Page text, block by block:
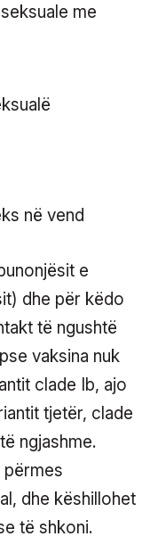
me
në vend
e
dhe për këdo
të ngushtë
vaksina nuk
clade Ib, ajo
tjetër, clade
ngjashme.
përmes
dhe këshillohet
të shkoni.